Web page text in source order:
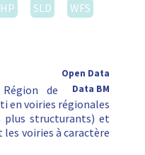
SLD
WFS
Open Data
Data BM
de
en voiries régionales
plus structurants) et
voiries à caractère